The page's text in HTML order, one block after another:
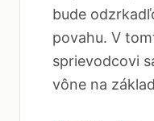
bude
povahu. V
sprievodcovi
vône na